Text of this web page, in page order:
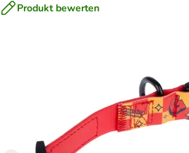
Produkt bewerten